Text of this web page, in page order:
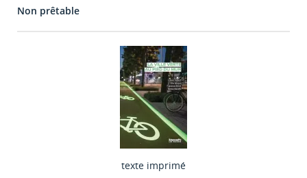
Non prêtable
texte imprimé